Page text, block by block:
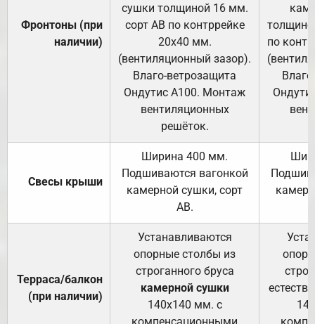
Фронтоны (при
наличии)
сушки толщиной 16 мм.
сорт АВ по контррейке
20х40 мм.
(вентиляционный зазор).
Влаго-ветрозащита
Ондутис А100. Монтаж
вентиляционных
решёток.
по
Свесы крыши
Ширина 400 мм.
Подшиваются вагонкой
камерной сушки, сорт
АВ.
Терраса/балкон
(при наличии)
Устанавливаются
опорные столбы из
строганного бруса
камерной сушки
140х140 мм. с